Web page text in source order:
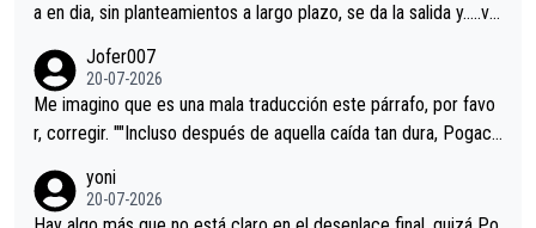
a en dia, sin planteamientos a largo plazo, se da la salida y…..ve
Minguez, Velez etc etc.Me da pena vivir estos momentos tan
tristes sin victorias.
Jofer007
20-07-2026
Me imagino que es una mala traducción este párrafo, por favo
r, corregir. ""Incluso después de aquella caída tan dura, Pogaca
permaneció pegado a su rueda. Parecía increíble la forma en l
a que era capaz de controlar el miedo", recordó."
yoni
20-07-2026